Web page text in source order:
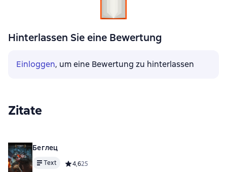
Hinterlassen Sie eine Bewertung
Einloggen, um eine Bewertung zu hinterlassen
Zitate
Беглец
Text Средний рейтинг 4,6 на основе 25 оценок
4,625